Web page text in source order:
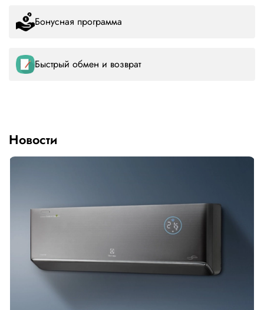
Бонусная программа
Быстрый обмен и возврат
Новости